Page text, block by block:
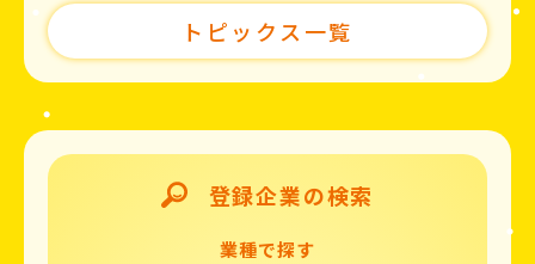
トピックス一覧
登録企業の検索
業種で探す